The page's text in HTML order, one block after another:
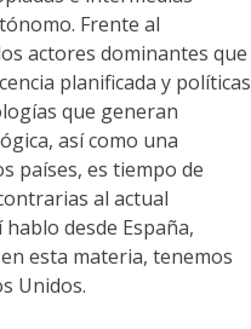
Frente al
actores dominantes que
planificada y políticas
que generan
así como una
países, es tiempo de
al actual
desde España,
esta materia, tenemos
Unidos.